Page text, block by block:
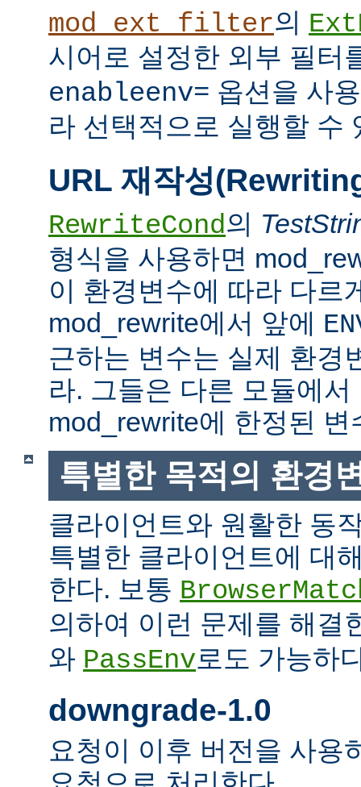
mod_ext_filter의
시어로 설정한 외부 필터
enableenv= 옵션을 사
라 선택적으로 실행할 수
URL 재작성
RewriteCond의
형식을 사용하면
이 환경변수에 따라 다르
mod_rewrite에서 앞에
근하는 변수는 실제 환경
라. 그들은 다른 모듈에
mod_rewrite에 한정된 변
특별한 목적의 환경
클라이언트와 원활한 동
특별한 클라이언트에 대
한다. 보통
의하여 이런 문제를 해결
와 PassEnv로도 가능하
downgrade-1.0
요청이 이후 버전을 사용